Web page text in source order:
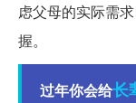
虑父母的实际需
握。
过年你会给长